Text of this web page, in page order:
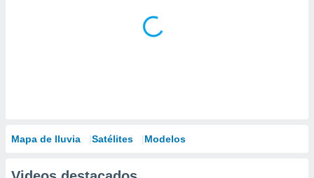
Mapa de lluvia Satélites Modelos